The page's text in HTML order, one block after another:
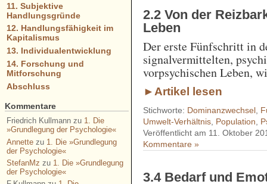
2.2 Von der
Leben
Der erste Fünfschritt in
signalvermittelten,
vorpsychischen Leben,
►Artikel lesen
Stichworte: Dominanzwechsel
Umwelt-Verhältnis Population
Veröffentlicht am 11. Oktober
Kommentare »
3.4 Bedarf und
11. Subjektive
Handlungsgründe
12. Handlungsfähigkeit im
Kapitalismus
13. Individualentwicklung
14. Forschung und
Mitforschung
Abschluss
Kommentare
Friedrich Kullmannzu 1. Die
»Grundlegung der Psychologie«
Annettezu 1. Die »Grundlegung
der Psychologie«
StefanMz zu 1. Die »Grundlegung
der Psychologie«